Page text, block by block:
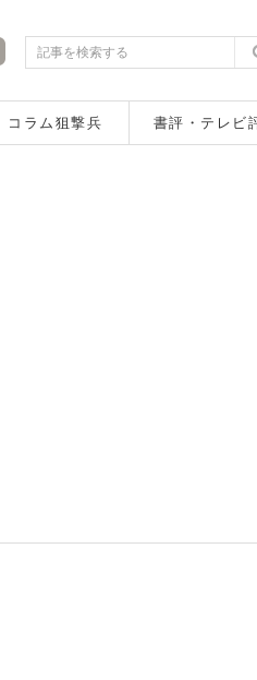
コラム狙撃兵 書評・テレビ